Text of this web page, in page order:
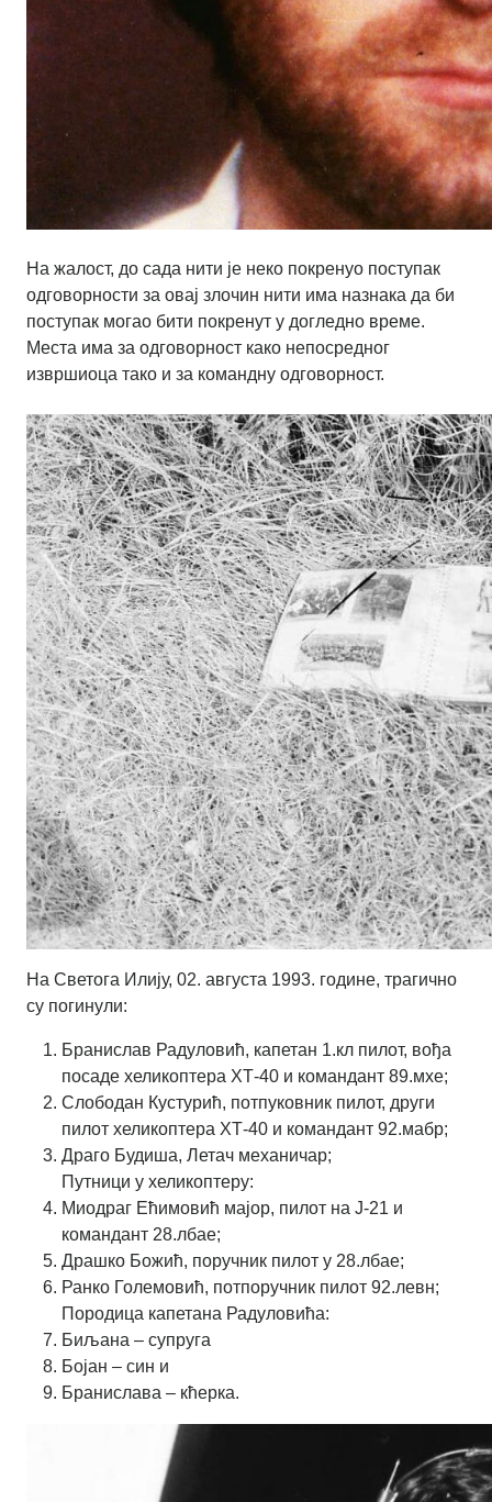
На жалост, до сада нити је неко покренуо поступак
одговорности за овај злочин нити има назнака да би
поступак могао бити покренут у догледно време.
Места има за одговорност како непосредног
извршиоца тако и за командну одговорност.
На Светога Илију, 02. августа 1993. године, трагично
су погинули:
Бранислав Радуловић, капетан 1.кл пилот, вођа
посаде хеликоптера ХТ-40 и командант 89.мхе;
Слободан Кустурић, потпуковник пилот, други
пилот хеликоптера ХТ-40 и командант 92.мабр;
Драго Будиша, Летач механичар;
Путници у хеликоптеру:
Миодраг Ећимовић мајор, пилот на Ј-21 и
командант 28.лбае;
Драшко Божић, поручник пилот у 28.лбае;
Ранко Големовић, потпоручник пилот 92.левн;
Породица капетана Радуловића:
Биљана – супруга
Бојан – син и
Бранислава – кћерка.